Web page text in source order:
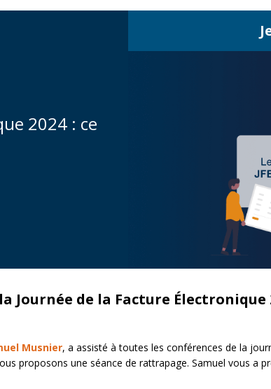
2024 : ce
Journée de la Facture Électronique
Musnier, a assisté à toutes les conférences de la
proposons une séance de rattrapage. Samuel vous a